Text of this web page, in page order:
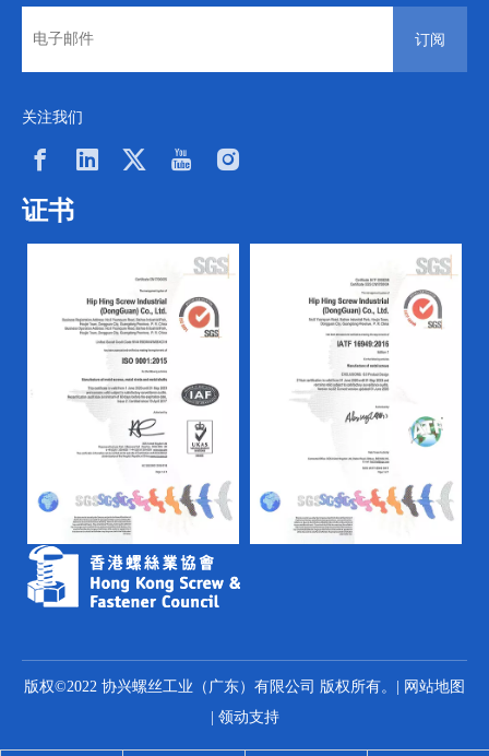
订阅
关注我们
证书
版权©2022 协兴螺丝工业（广东）有限公司 版权所有。|
网站地图
领动支持